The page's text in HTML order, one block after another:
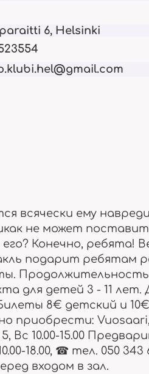
о нас говорят
6, Helsinki
всячески ему
не может
Конечно, ребята!
подарит ребятам
для детей 3 - 11 лет.
8€ детский и
приобрести:
Вс 10.00-15.00
18.00, ☎ тел. 050 343
входом в зал.